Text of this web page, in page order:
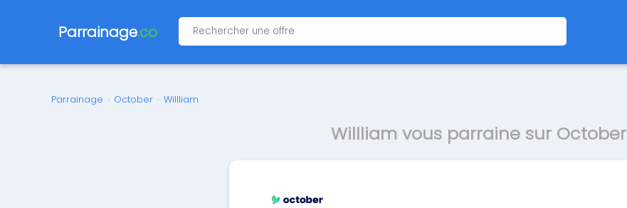
Parrainage.co
Parrainage › October › Willliam
Willliam vous parraine sur October